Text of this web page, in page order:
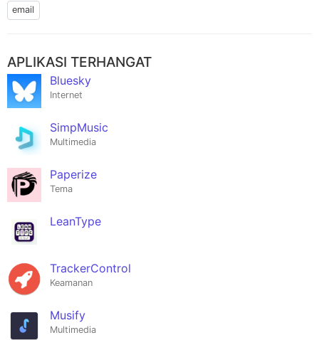
email
APLIKASI TERHANGAT
Bluesky
Internet
SimpMusic
Multimedia
Paperize
Tema
LeanType
TrackerControl
Keamanan
Musify
Multimedia